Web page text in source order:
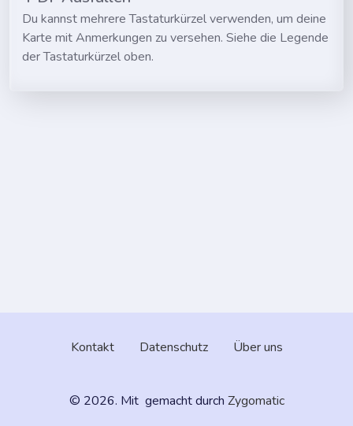
Du kannst mehrere Tastaturkürzel verwenden, um deine
Karte mit Anmerkungen zu versehen. Siehe die Legende
der Tastaturkürzel oben.
Kontakt Datenschutz Über uns
© 2026. Mit gemacht durch Zygomatic